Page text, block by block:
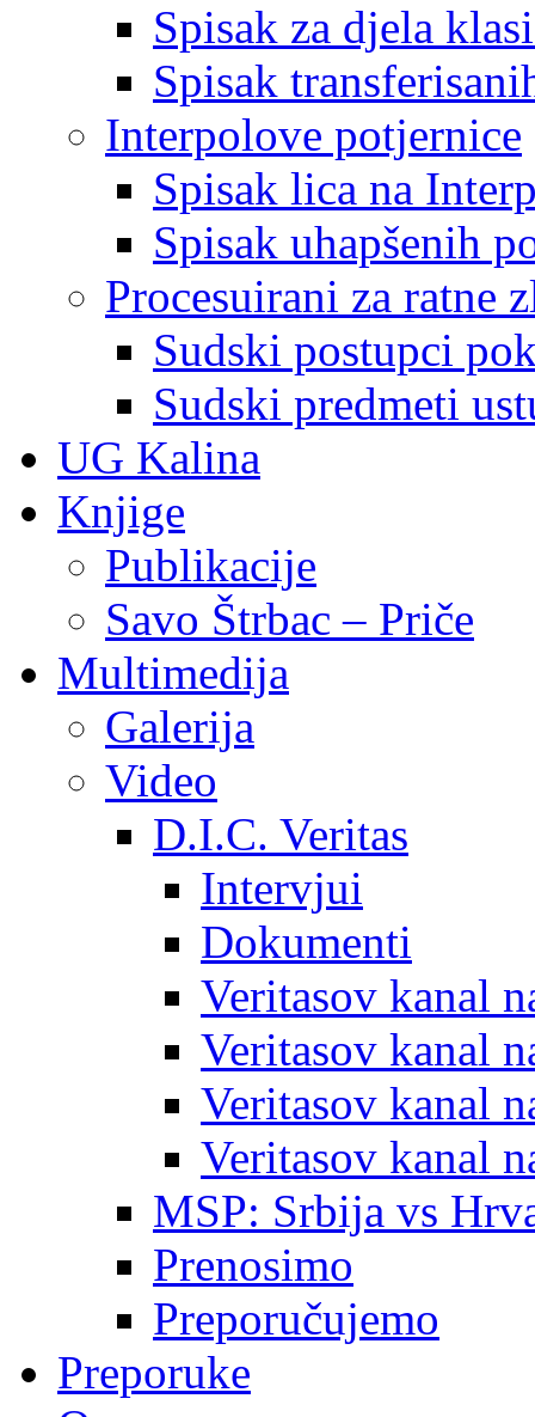
Spisak za djela
Spisak
Interpolove potjernice
Spisak lica na
Spisak uhapšenih
Procesuirani za ratne
Sudski postupci
Sudski predmeti
UG Kalina
Knjige
Publikacije
Savo Štrbac – Priče
Multimedija
Galerija
Video
D.I.C. Veritas
Intervjui
Dokumenti
Veritasov kanal
Veritasov kanal
Veritasov kanal
Veritasov kanal
MSP: Srbija vs
Prenosimo
Preporučujemo
Preporuke